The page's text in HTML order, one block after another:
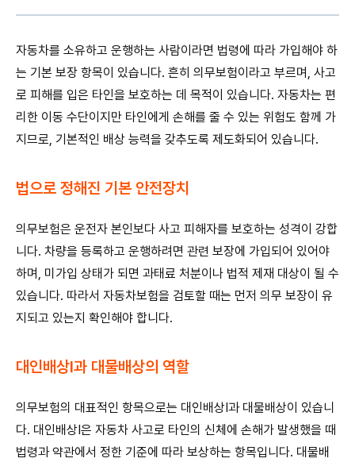
자동차를 소유하고 운행하는 사람이라면 법령에 따라 가입해야 하
는 기본 보장 항목이 있습니다. 흔히 의무보험이라고 부르며, 사고
로 피해를 입은 타인을 보호하는 데 목적이 있습니다. 자동차는 편
리한 이동 수단이지만 타인에게 손해를 줄 수 있는 위험도 함께 가
지므로, 기본적인 배상 능력을 갖추도록 제도화되어 있습니다.
법으로 정해진 기본 안전장치
의무보험은 운전자 본인보다 사고 피해자를 보호하는 성격이 강합
니다. 차량을 등록하고 운행하려면 관련 보장에 가입되어 있어야
하며, 미가입 상태가 되면 과태료 처분이나 법적 제재 대상이 될 수
있습니다. 따라서 자동차보험을 검토할 때는 먼저 의무 보장이 유
지되고 있는지 확인해야 합니다.
대인배상Ⅰ과 대물배상의 역할
의무보험의 대표적인 항목으로는 대인배상Ⅰ과 대물배상이 있습니
다. 대인배상Ⅰ은 자동차 사고로 타인의 신체에 손해가 발생했을 때
법령과 약관에서 정한 기준에 따라 보상하는 항목입니다. 대물배